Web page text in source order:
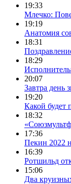
19:33
Млечко:
19:19
Анатомия
18:31
18:29
20:07
Завтра день
19:20
Какой будет
18:32
17:36
Пекин 2022
16:39
Ротшильд
15:06
Два